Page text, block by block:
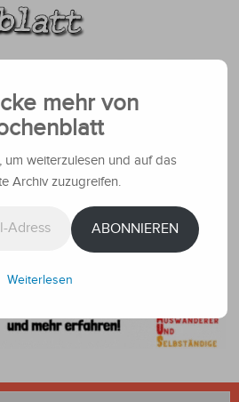
mehr von
um weiterzulesen und auf das
Archiv zuzugreifen.
ABONNIEREN
Weiterlesen